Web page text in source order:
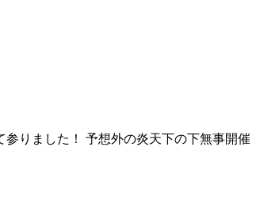
りました！ 予想外の炎天下の下無事開催